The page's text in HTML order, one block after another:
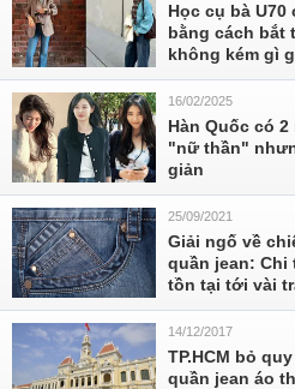
Học cụ bà
bằng cách bắt
không kém gì
16/02/2025
Hàn Quốc có
"nữ thần"
giản
25/09/2021
Giải ngố về
quần jean: Chi
tồn tại tới vài
14/12/2017
TP.HCM bỏ
quần jean áo